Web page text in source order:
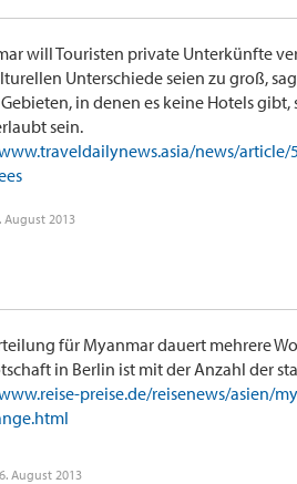
will Touristen private Unterkünfte
Unterschiede seien zu groß,
in denen es keine Hotels
sein.
news/
August 2013
für Myanmar dauert mehrere
in Berlin ist mit der Anzahl der
preise.de/reisenews/asien/
August 2013